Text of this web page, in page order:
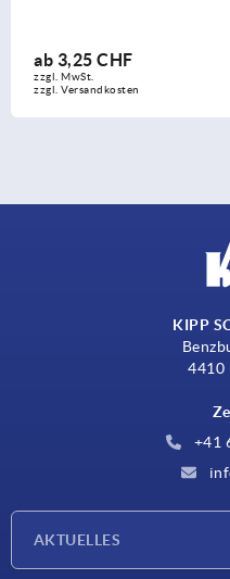
ab 3,25 CHF
zzgl. MwSt.
zzgl. Versandkosten
KIPP
4410
+41
AKTUELLES